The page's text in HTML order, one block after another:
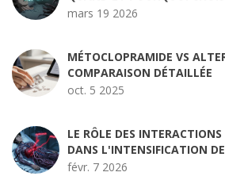
mars 19 2026
MÉTOCLOPRAMIDE VS
COMPARAISON DÉTAILLÉE
oct. 5 2025
LE RÔLE DES
DANS L'INTENSIFICATION
SECONDAIRES
févr. 7 2026